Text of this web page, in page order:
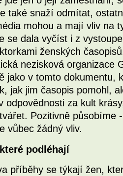
také snaží odmítat,
mohou a mají vliv na
se dala vyčíst i z
ženských
nezisková organizace
jako v tomto dokumentu,
jak jim časopis pomohl,
odpovědnosti za kult
Pozitivně působíme
vůbec žádný vliv.
podléhají
příběhy se týkají žen,